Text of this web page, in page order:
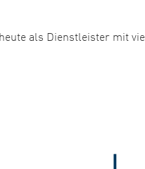
als Dienstleister mit